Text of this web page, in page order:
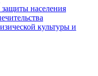
населения
культуры и